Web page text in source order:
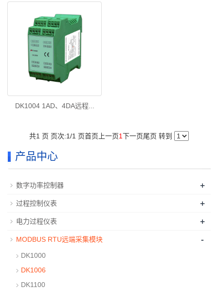
DK1004 1AD、4DA远程...
共1 页 页次:1/1 页首页 上一页1下一页尾页 转到
产品中心
数字功率控制器 +
过程控制仪表 +
电力过程仪表 +
MODBUS RTU远端采集模块 -
DK1000
DK1006
DK1100